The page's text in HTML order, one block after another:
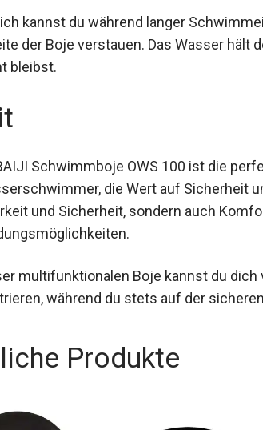
kannst du während langer
der Boje verstauen. Das Wasser
bleibst.
Schwimmboje OWS 100 ist die
die Wert auf Sicherheit
und Sicherheit, sondern auch
multifunktionalen Boje kannst du
während du stets auf der
Produkte